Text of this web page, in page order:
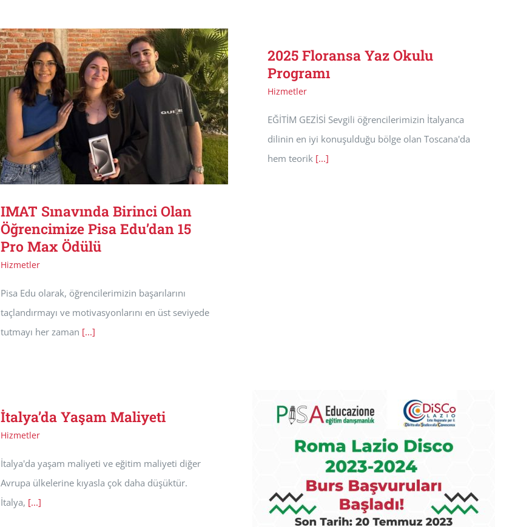
IMAT Sınavında Birinci Olan
Öğrencimize Pisa Edu’dan 15
Pro Max Ödülü
Hizmetler
Pisa Edu olarak, öğrencilerimizin başarılarını
taçlandırmayı ve motivasyonlarını en üst seviyede
tutmayı her zaman [...]
2025 Floransa Yaz Okulu
Programı
Hizmetler
EĞİTİM GEZİSİ Sevgili öğrencilerimizin İtalyanca
dilinin en iyi konuşulduğu bölge olan Toscana'da
hem teorik [...]
İtalya’da Yaşam Maliyeti
Hizmetler
İtalya'da yaşam maliyeti ve eğitim maliyeti diğer
Avrupa ülkelerine kıyasla çok daha düşüktür.
İtalya, [...]